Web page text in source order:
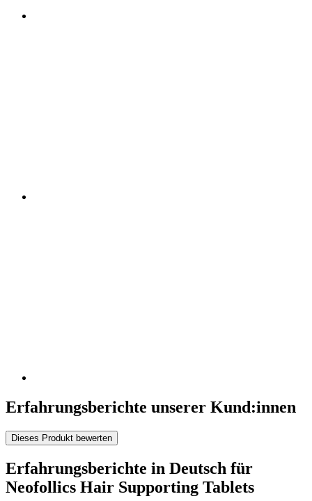
Erfahrungsberichte unserer Kund:innen
Dieses Produkt bewerten
Erfahrungsberichte in Deutsch für
Neofollics Hair Supporting Tablets